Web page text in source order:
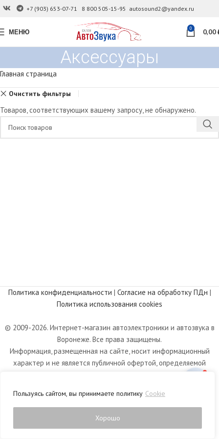
Пользуясь сайтом, вы принимаете политику Cookie
Хорошо
+7 (903) 653-07-71 8 800 505-15-95 autosound2@yandex.ru
МЕНЮ 0 0,00
Аксессуары
Главная страница
Очистить фильтры
Товаров, соответствующих вашему запросу, не обнаружено.
Политика конфиденциальности | Согласие на обработку ПДн |
Политика использования cookies
© 2009-2026. Интернет-магазин автоэлектроники и автозвука в
Воронеже. Все права защищены.
Информация, размещенная на сайте, носит информационный
характер и не является публичной офертой, определяемой
положениями статьи 437 Гражданского кодекса РФ.